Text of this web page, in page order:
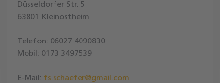
Düsseldorfer Str. 5
63801 Kleinostheim
Telefon: 06027 4090830
Mobil: 0173 3497539
E-Mail: fs.schaefer@gmail.com